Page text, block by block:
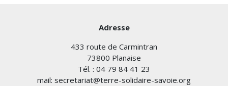
Adresse
433 route de Carmintran
73800 Planaise
Tél. : 04 79 84 41 23
mail: secretariat@terre-solidaire-savoie.org